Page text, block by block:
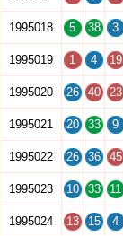
1995018 5 38 3
1995019 1 4 19
1995020 26 40 23
1995021 20 33 9
1995022 26 36 45
1995023 10 33 11
1995024 13 15 4